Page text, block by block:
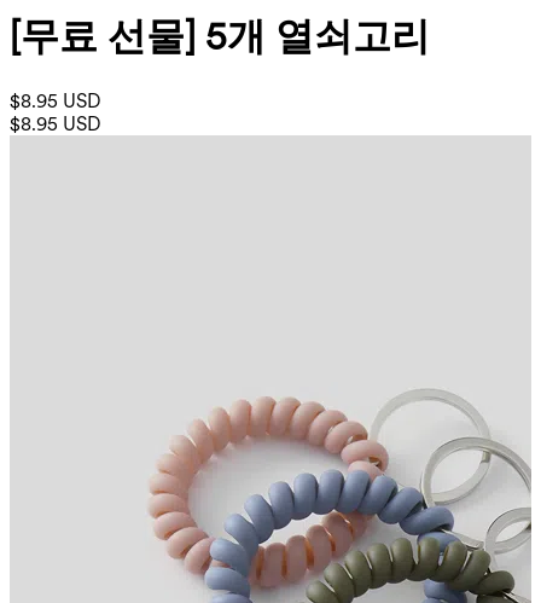
[무료 선물] 5개 열쇠고리
$8.95 USD
$8.95 USD